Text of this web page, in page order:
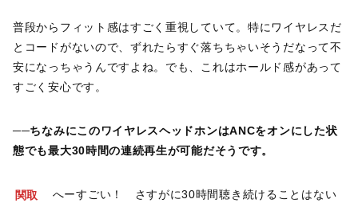
普段からフィット感はすごく重視していて。特にワイヤレスだ
とコードがないので、ずれたらすぐ落ちちゃいそうだなって不
安になっちゃうんですよね。でも、これはホールド感があって
すごく安心です。
──ちなみにこのワイヤレスヘッドホンはANCをオンにした状
態でも最大30時間の連続再生が可能だそうです。
関取
へーすごい！ さすがに30時間聴き続けることはない